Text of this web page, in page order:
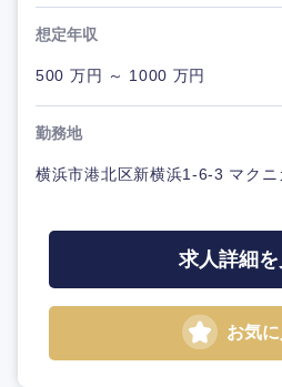
想定年収
500 万円 ～ 1000 万円
勤務地
横浜市港北区新横浜1-6-3 マクニ
求人詳細
お気に